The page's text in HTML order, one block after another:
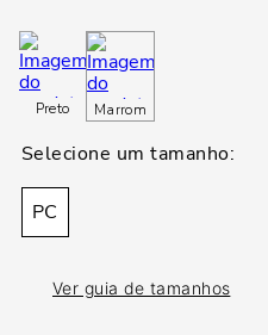
Preto Marrom
PC
Ver guia de tamanhos